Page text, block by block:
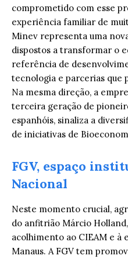
comprometido com esse
experiência familiar de
Minev representa uma
dispostos a transformar o
referência de
tecnologia e parcerias que
Na mesma direção, a
terceira geração de
espanhóis, sinaliza a
de iniciativas de
FGV, espaço
Nacional
Neste momento crucial,
do anfitrião Márcio
acolhimento ao CIEAM e à
Manaus. A FGV tem